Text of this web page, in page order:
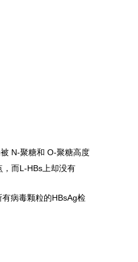
N-聚糖和 O-聚糖高度
而L-HBs上却没有
病毒颗粒的HBsAg检